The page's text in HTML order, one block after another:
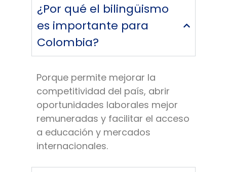
¿Por qué el bilingüismo
es importante para
Colombia?
Porque permite mejorar la
competitividad del país, abrir
oportunidades laborales mejor
remuneradas y facilitar el acceso
a educación y mercados
internacionales.